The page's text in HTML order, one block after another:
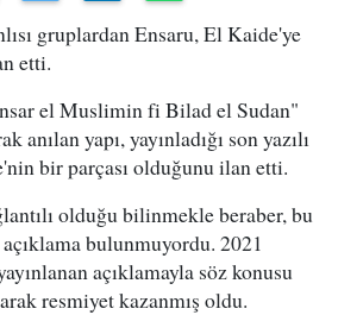
gruplardan Ensaru, El Kaide'ye
etti.
el Muslimin fi Bilad el Sudan"
anılan yapı, yayınladığı son yazılı
bir parçası olduğunu ilan etti.
olduğu bilinmekle beraber, bu
bulunmuyordu. 2021
açıklamayla söz konusu
resmiyet kazanmış oldu.